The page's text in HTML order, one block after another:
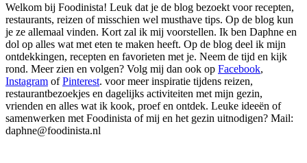
Welkom bij Foodinista! Leuk dat je de blog bezoekt voor recepten,
restaurants, reizen of misschien wel musthave tips. Op de blog kun
je ze allemaal vinden. Kort zal ik mij voorstellen. Ik ben Daphne en
dol op alles wat met eten te maken heeft. Op de blog deel ik mijn
ontdekkingen, recepten en favorieten met je. Neem de tijd en kijk
rond. Meer zien en volgen? Volg mij dan ook op Facebook,
Instagram ofPinterest. voor meer inspiratie tijdens reizen,
restaurantbezoekjes en dagelijks activiteiten met mijn gezin,
vrienden en alles wat ik kook, proef en ontdek. Leuke ideeën of
samenwerken met Foodinista of mij en het gezin uitnodigen? Mail:
daphne@foodinista.nl